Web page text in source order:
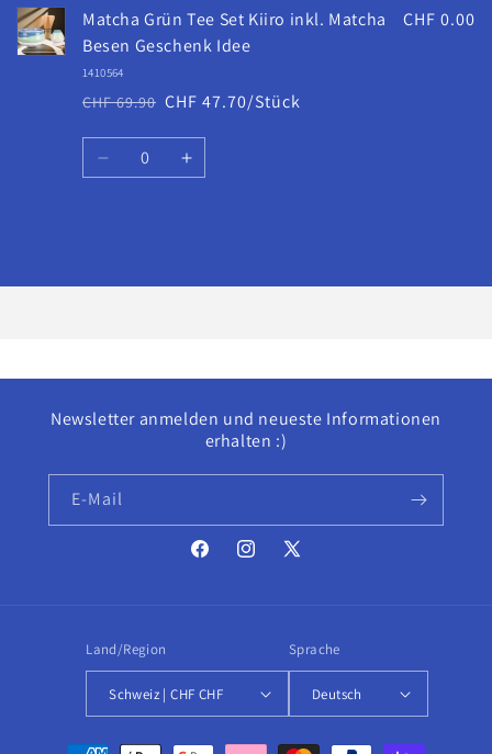
Matcha Grün Tee Set Kiiro inkl. Matcha
Besen Geschenk Idee
1410564
Normaler
Preis
CHF 69.90
VerkaufspreisCHF 47.70/Stück
CHF 0.00
Verringere
Title
Erhöhe
Title
Newsletter anmelden und neueste Informationen
erhalten :)
E-Mail
FacebookInstagram
X
Land/Region
Schweiz | CHF CHF
Sprache
Deutsch
Zahlungsmethoden